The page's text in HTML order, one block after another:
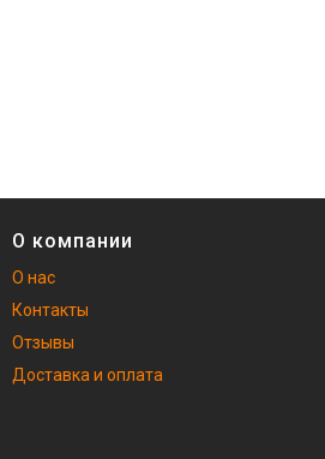
О компании
О нас
Контакты
Отзывы
Доставка и оплата